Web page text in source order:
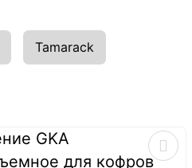
Tamarack